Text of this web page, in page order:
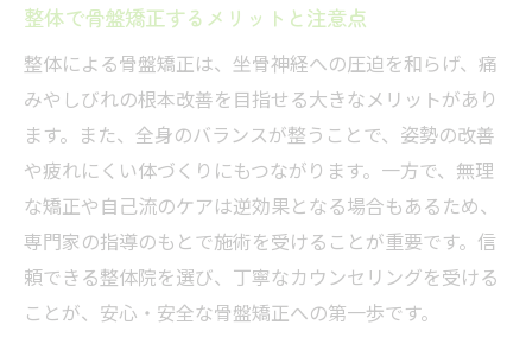
整体施術後のストレッチとセルフメンテナ
ンス
整体を取り入れる生活習慣のポイント
整体院選びで重視したいサポート体制
大垣市で実践する骨盤矯正の効果
大垣で整体を受ける前に知りたい骨盤矯正
の効果
整体による骨盤矯正で期待できる症状の変
整体で骨盤矯正するメリットと注意点
整体による骨盤矯正は、坐骨神経への圧迫を和らげ、痛
みやしびれの根本改善を目指せる大きなメリットがあり
ます。また、全身のバランスが整うことで、姿勢の改善
や疲れにくい体づくりにもつながります。一方で、無理
な矯正や自己流のケアは逆効果となる場合もあるため、
専門家の指導のもとで施術を受けることが重要です。信
頼できる整体院を選び、丁寧なカウンセリングを受ける
ことが、安心・安全な骨盤矯正への第一歩です。